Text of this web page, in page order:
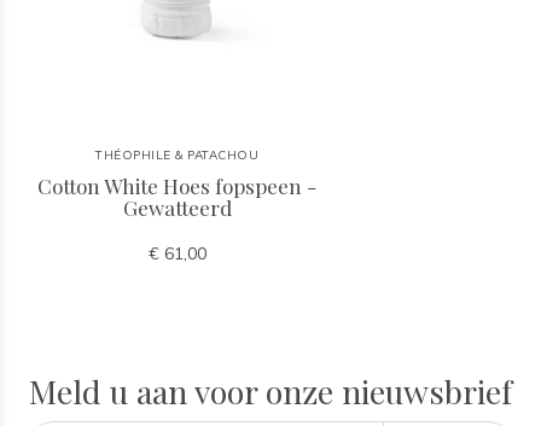
THÉOPHILE & PATACHOU
Cotton White Hoes fopspeen -
Gewatteerd
€ 61,00
Meld u aan voor onze nieuwsbrief